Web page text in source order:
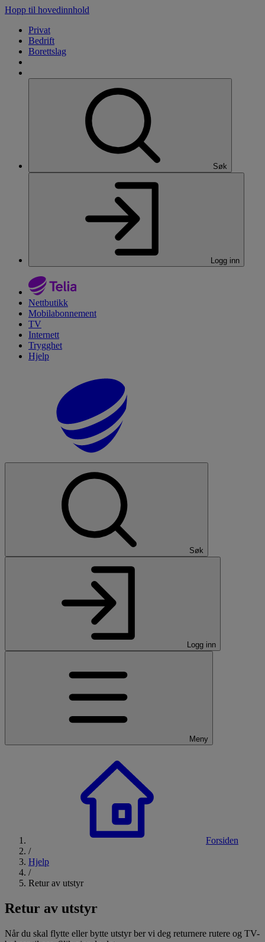
Hopp til hovedinnhold
Privat
Bedrift
Borettslag
Søk
Logg inn
Nettbutikk
Mobilabonnement
TV
Internett
Trygghet
Hjelp
Søk
Logg inn
Meny
Forsiden
/
Hjelp
/
Retur av utstyr
Retur av utstyr
Når du skal flytte eller bytte utstyr ber vi deg returnere rutere og TV-